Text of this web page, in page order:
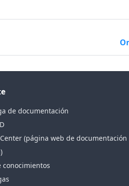
de documentación
(página web de documentación
conocimientos